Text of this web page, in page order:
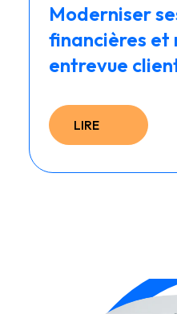
Moderniser
financières et
entrevue
LIRE